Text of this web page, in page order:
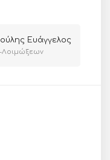
Ευάγγελος
Λοιμώξεων